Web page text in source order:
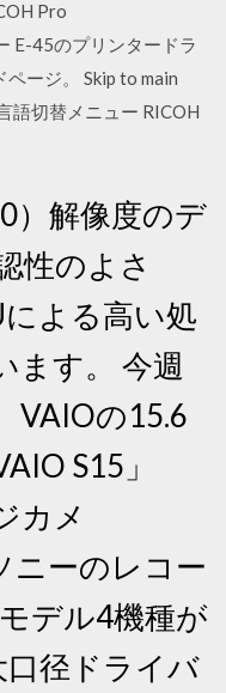
Pro
E-45のプリンタードラ
ージ。 Skip to main
語切替メニュー RICOH
）解像度のデ
性のよさ
よる高い処
ます。 今週
VAIOの15.6
S15」
カメ
ニーのレコー
デル4機種が
口径ドライバ